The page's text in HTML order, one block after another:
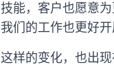
技能，客户也愿意
我们的工作也更好开
这样的变化，也出现